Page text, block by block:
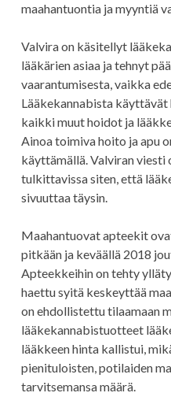
maahantuontia ja myyntiä
Valvira on käsitellyt
lääkärien asiaa ja tehnyt
vaarantumisesta, vaikka
Lääkekannabista
kaikki muut hoidot ja
Ainoa toimiva hoito ja apu
käyttämällä. Valviran viesti
tulkittavissa siten, että
sivuuttaa täysin.
Maahantuovat apteekit
pitkään ja keväällä 2018
Apteekkeihin on tehty
haettu syitä keskeyttää
on ehdollistettu tilaamaan
lääkekannabistuotteet
lääkkeen hinta kallistui,
pienituloisten, potilaiden
tarvitsemansa määrä.